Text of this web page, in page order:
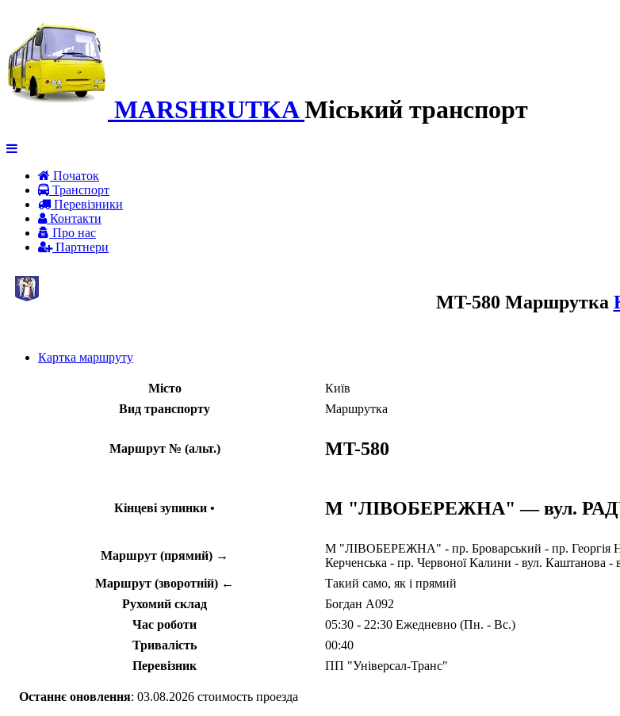
MARSHRUTKA Міський транспорт
Початок
Транспорт
Перевiзники
Контакти
Про нас
Партнери
MT-580 Маршрутка
Картка маршруту
Місто
Київ
Вид транспорту
Маршрутка
Маршрут № (альт.) MT-580
Кінцеві зупинки • М "ЛІВОБЕРЕЖНА" — вул.
Маршрут (прямий) →
М "ЛІВОБЕРЕЖНА" - пр. Броварський - пр. Георгія
Керченська - пр. Червоної Калини - вул.
Маршрут (зворотній) ←
Такий само, як і прямий
Рухомий склад
Богдан А092
Час роботи
05:30 - 22:30 Ежедневно (Пн. - Вс.)
Тривалість
00:40
Перевізник
ПП "Універсал-Транс"
Останнє оновлення: 03.08.2026 стоимость проезда